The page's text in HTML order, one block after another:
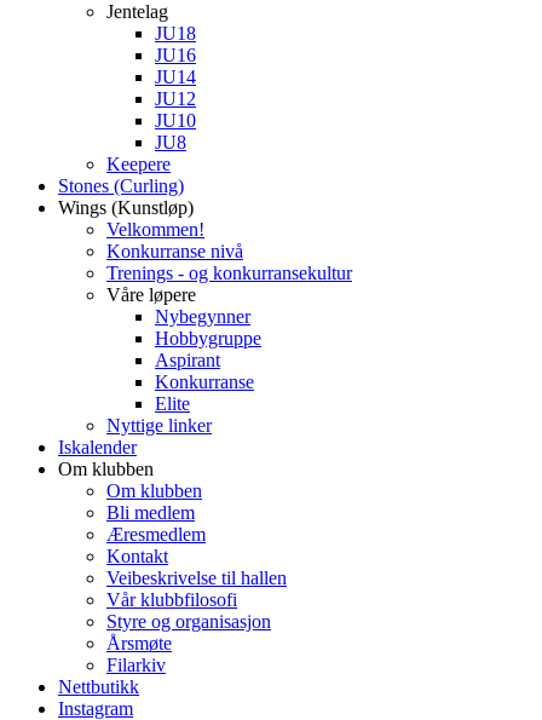
Jentelag
JU18
JU16
JU14
JU12
JU10
JU8
Keepere
Stones (Curling)
Wings (Kunstløp)
Velkommen!
Konkurranse nivå
Trenings - og konkurransekultur
Våre løpere
Nybegynner
Hobbygruppe
Aspirant
Konkurranse
Elite
Nyttige linker
Iskalender
Om klubben
Om klubben
Bli medlem
Æresmedlem
Kontakt
Veibeskrivelse til hallen
Vår klubbfilosofi
Styre og organisasjon
Årsmøte
Filarkiv
Nettbutikk
Instagram